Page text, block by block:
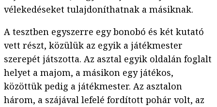
vélekedéseket tulajdoníthatnak a másiknak.
A tesztben egyszerre egy bonobó és két kutató
vett részt, közülük az egyik a játékmester
szerepét játszotta. Az asztal egyik oldalán foglalt
helyet a majom, a másikon egy játékos,
közöttük pedig a játékmester. Az asztalon
három, a szájával lefelé fordított pohár volt, az